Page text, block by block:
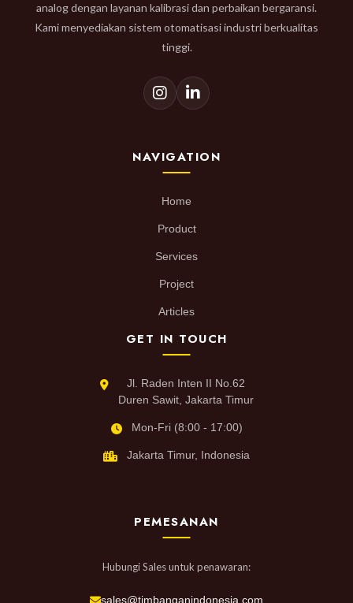
analog dengan layanan kalibrasi dan perbaikan bergaransi.
Kami menyediakan sistem otomatisasi industri berkualitas
tinggi.
NAVIGATION
Home
Product
Services
Project
Articles
GET IN TOUCH
Jl. Raden Inten II No.62
Duren Sawit, Jakarta Timur
Mon-Fri (8:00 - 17:00)
Jakarta Timur, Indonesia
PEMESANAN
Hubungi Sales untuk penawaran:
sales@timbanganindonesia.com